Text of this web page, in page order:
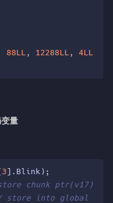
88LL , 12288LL , 4LL
量
3].Blink);
chunk ptr(v17)
store into global var